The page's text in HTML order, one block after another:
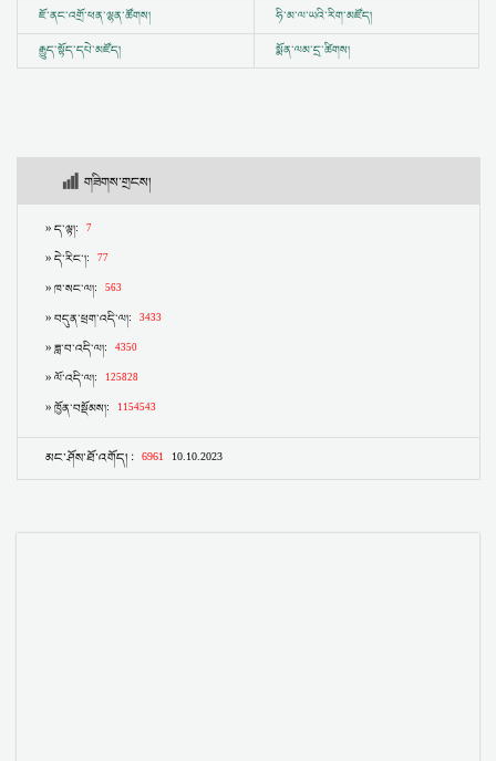
ཇོ་ནང་འགྲོ་ཕན་ལྷན་ཚོགས།
ཧི་མ་ལ་ཡའི་རིག་མཛོད།
རྒྱུད་སྟོད་དཔེ་མཛོད།
སྨོན་ལམ་དྲ་ཚིགས།